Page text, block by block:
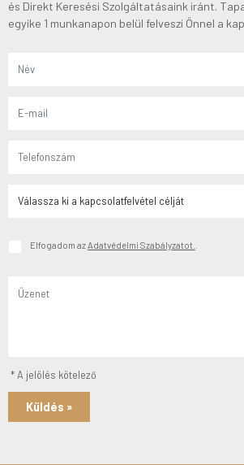
és Direkt Keresési Szolgáltatásaink iránt.
egyike 1 munkanapon belül felveszi Önnel a
Elfogadom az Adatvédelmi Szabályzatot.
* A jelölés kötelező
Küldés »